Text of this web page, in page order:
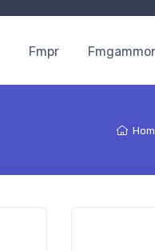
Fmpr